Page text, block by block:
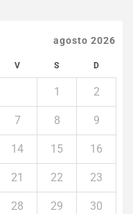
agosto 2026
V S D
1 2
7 8 9
14 15 16
21 22 23
28 29 30